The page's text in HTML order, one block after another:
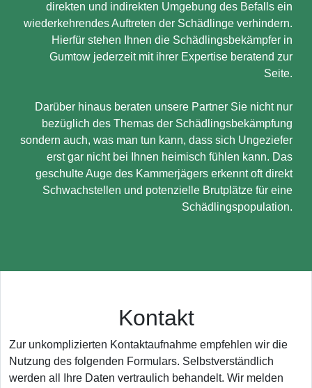
direkten und indirekten Umgebung des Befalls ein
wiederkehrendes Auftreten der Schädlinge verhindern.
Hierfür stehen Ihnen die Schädlingsbekämpfer in
Gumtow jederzeit mit ihrer Expertise beratend zur
Seite.
Darüber hinaus beraten unsere Partner Sie nicht nur
bezüglich des Themas der Schädlingsbekämpfung
sondern auch, was man tun kann, dass sich Ungeziefer
erst gar nicht bei Ihnen heimisch fühlen kann. Das
geschulte Auge des Kammerjägers erkennt oft direkt
Schwachstellen und potenzielle Brutplätze für eine
Schädlingspopulation.
Kontakt
Zur unkomplizierten Kontaktaufnahme empfehlen wir die
Nutzung des folgenden Formulars. Selbstverständlich
werden all Ihre Daten vertraulich behandelt. Wir melden